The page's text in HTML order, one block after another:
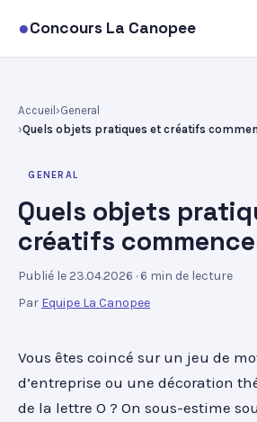
●Concours La Canopee
Accueil
General
Quels objets pratiques et créatifs
GENERAL
Quels objets
créatifs
Publié le 23.04.2026 · 6 min de lecture
Par Equipe La Canopee
Vous êtes coincé sur un jeu de
d’entreprise ou une décoration
de la lettre O ? On sous-estime